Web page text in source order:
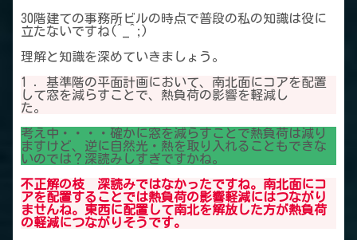
30階建ての事務所ビルの時点で普段の私の知識は役に
立たないですね(^_^;)
理解と知識を深めていきましょう。
1 ．基準階の平面計画において、南北面にコアを配置
して窓を減らすことで、熱負荷の影響を軽減し
た。
考え中・・・・確かに窓を減らすことで熱負荷は減り
ますけど、逆に自然光・熱を取り入れることもできな
いのでは？深読みしすぎですかね。
不正解の枝 深読みではなかったですね。南北面にコ
アを配置することでは熱負荷の影響軽減にはつながり
ませんね。東西に配置して南北を解放した方が熱負荷
の軽減につながりそうです。